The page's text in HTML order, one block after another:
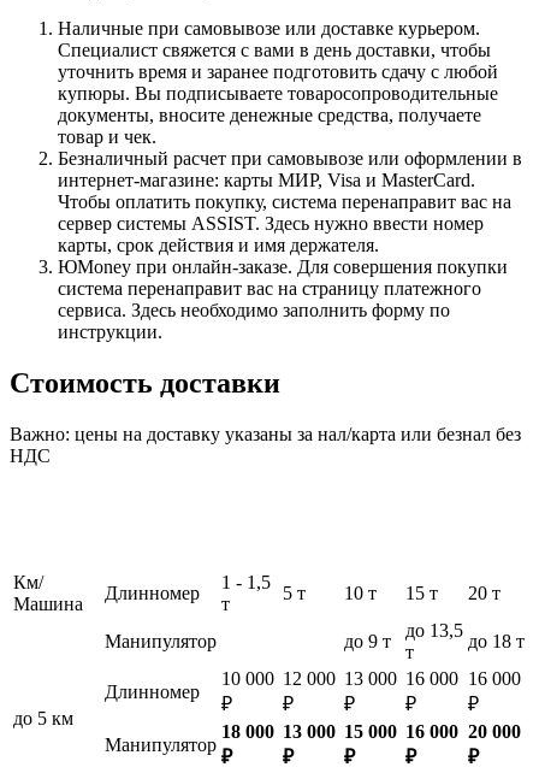
Наличные при самовывозе или доставке курьером.
Специалист свяжется с вами в день доставки, чтобы
уточнить время и заранее подготовить сдачу с любой
купюры. Вы подписываете товаросопроводительные
документы, вносите денежные средства, получаете
товар и чек.
Безналичный расчет при самовывозе или оформлении в
интернет-магазине: карты МИР, Visa и MasterCard.
Чтобы оплатить покупку, система перенаправит вас на
сервер системы ASSIST. Здесь нужно ввести номер
карты, срок действия и имя держателя.
ЮMoney при онлайн-заказе. Для совершения покупки
система перенаправит вас на страницу платежного
сервиса. Здесь необходимо заполнить форму по
инструкции.
Стоимость доставки
Важно: цены на доставку указаны за нал/карта или безнал без
НДС
Км/
Машина
Длинномер
1 - 1,5
т
5 т 10 т 15 т 20 т
Манипулятор до 9 т
до 13,5
т
до 18 т
до 5 км
Длинномер
10 000
₽
12 000
₽
13 000
₽
16 000
₽
16 000
₽
Манипулятор
18 000
₽
13 000
₽
15 000
₽
16 000
₽
20 000
₽